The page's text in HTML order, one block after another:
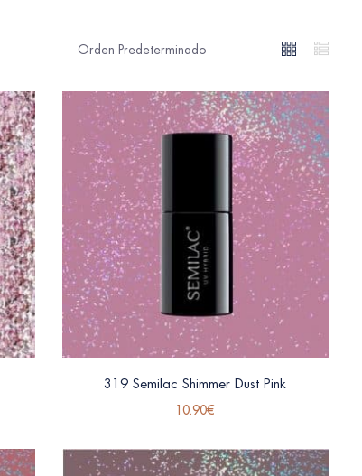
319 Semilac Shimmer Dust Pink
10.90€